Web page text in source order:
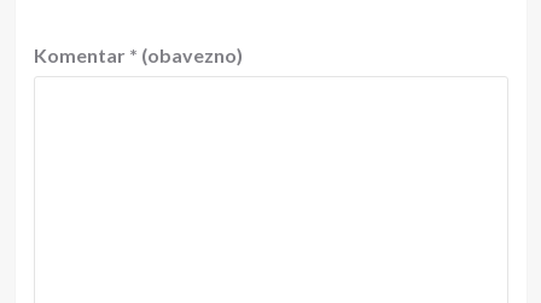
Komentar * (obavezno)